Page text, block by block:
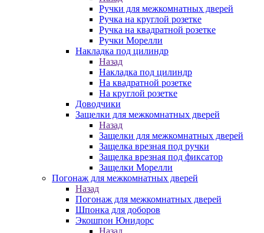
Ручки для межкомнатных дверей
Ручка на круглой розетке
Ручка на квадратной розетке
Ручки Морелли
Накладка под цилиндр
Назад
Накладка под цилиндр
На квадратной розетке
На круглой розетке
Доводчики
Защелки для межкомнатных дверей
Назад
Защелки для межкомнатных дверей
Защелка врезная под ручки
Защелка врезная под фиксатор
Защелки Морелли
Погонаж для межкомнатных дверей
Назад
Погонаж для межкомнатных дверей
Шпонка для доборов
Экошпон Юнидорс
Назад